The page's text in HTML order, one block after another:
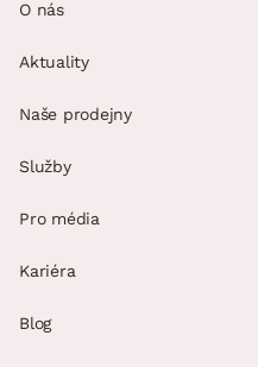
O nás
Aktuality
Naše prodejny
Služby
Pro média
Kariéra
Blog